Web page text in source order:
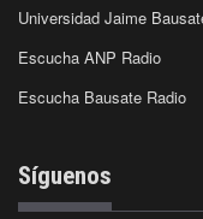
Universidad Jaime
Escucha ANP Radio
Escucha Bausate Radio
Síguenos